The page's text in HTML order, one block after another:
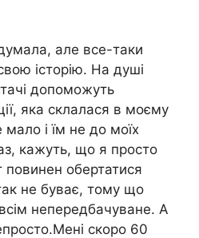
але все-таки
історію. На душі
допоможуть
яка склалася в моєму
і їм не до моїх
кажуть, що я просто
обертатися
не буває, тому що
непередбачуване. А
скоро 60